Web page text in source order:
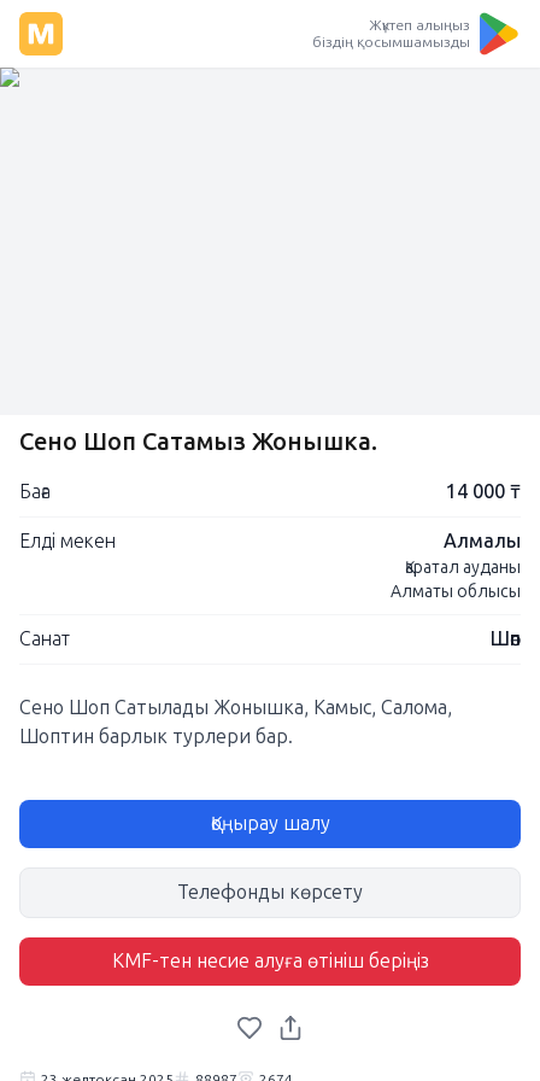
Жүктеп алыңыз
біздің қосымшамызды
Сено Шоп Сатамыз Жонышка.
Баға 14 000 ₸
Елді мекен Алмалы
Қаратал ауданы
Алматы облысы
Санат Шөп
Сено Шоп Сатылады Жонышка, Камыс, Салома,
Шоптин барлык турлери бар.
Қоңырау шалу
Телефонды көрсету
KMF-тен несие алуға өтініш беріңіз